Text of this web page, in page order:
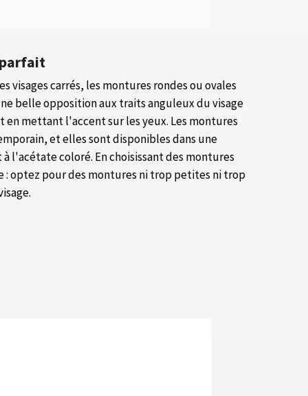
visages carrés, les montures rondes ou ovales
belle opposition aux traits anguleux du visage
mettant l'accent sur les yeux. Les montures
et elles sont disponibles dans une
l'acétate coloré. En choisissant des montures
optez pour des montures ni trop petites ni trop